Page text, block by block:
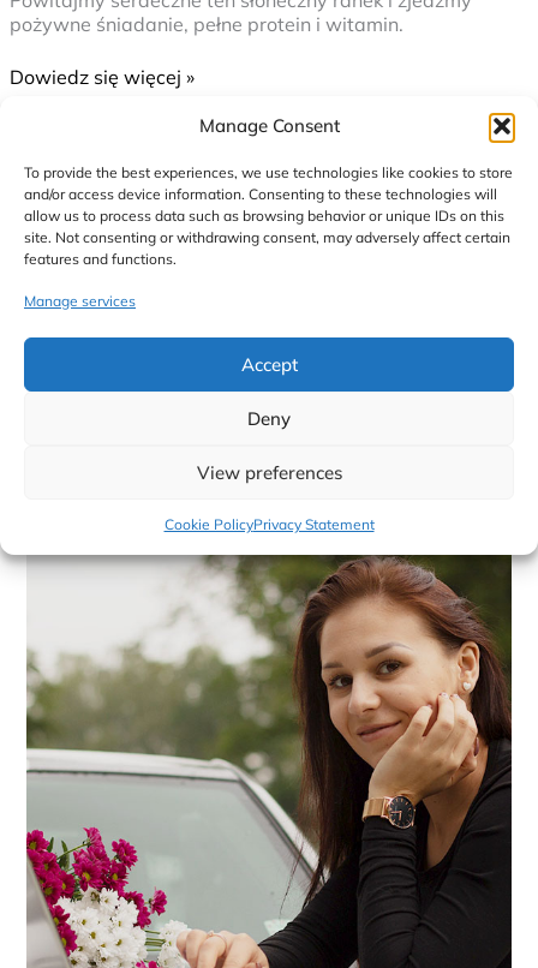
Manage Consent
To provide the best experiences, we use technologies like cookies to store
and/or access device information. Consenting to these technologies will
allow us to process data such as browsing behavior or unique IDs on this
site. Not consenting or withdrawing consent, may adversely affect certain
features and functions.
Manage services
Accept
Deny
View preferences
Cookie PolicyPrivacy Statement
pożywne śniadanie, pełne protein i witamin.
Dowiedz się więcej »
Jeśli zostały wam dwa malutkie kawałki z
wczorajszego obiadu, to jest to znakomity moment aby
wykorzystać je do dzisiejszej kolacji. Lekka,
delikatny podwieczorek.
rukolą
Dowiedz się więcej »